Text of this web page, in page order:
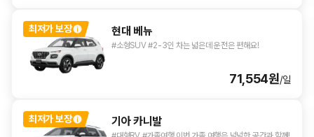
최저가 보장 현대 베뉴
#소형SUV #2-3인 차는 넓은데 운전은 편해요!
71,554원/일
최저가 보장 기아 카니발